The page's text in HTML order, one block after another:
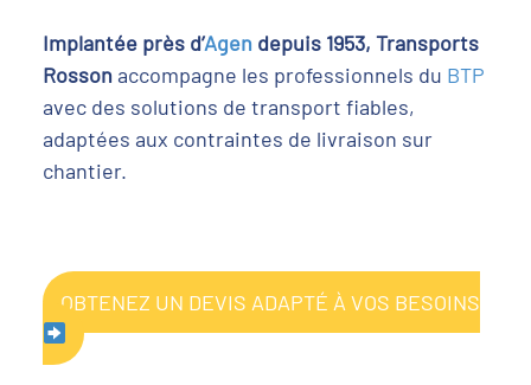
Implantée près d’Agendepuis 1953, Transports
Rossonaccompagne les professionnels du BTP
avec des solutions de transport fiables,
adaptées aux contraintes de livraison sur
chantier.
OBTENEZ UN DEVIS ADAPTÉ À VOS BESOINS